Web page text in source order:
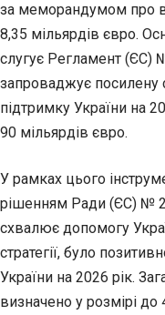
за меморандумом про
8,35 мільярдів євро.
слугує Регламент (ЄС)
запроваджує посилену
підтримку України на
90 мільярдів євро.
У рамках цього
рішенням Ради (ЄС) №
схвалює допомогу
стратегії, було
України на 2026 рік.
визначено у розмірі